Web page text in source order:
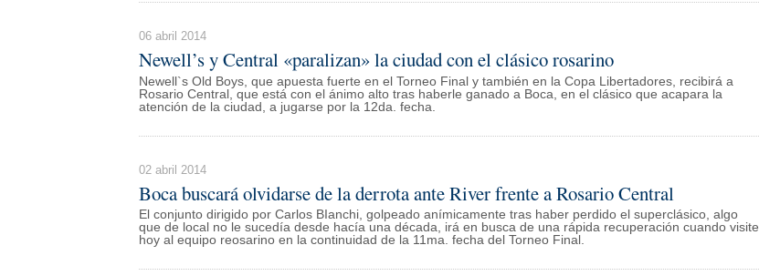
06 abril 2014
Newell’s y Central «paralizan» la ciudad con el clásico rosarino
Newell`s Old Boys, que apuesta fuerte en el Torneo Final y también en la Copa Libertadores, recibirá a
Rosario Central, que está con el ánimo alto tras haberle ganado a Boca, en el clásico que acapara la
atención de la ciudad, a jugarse por la 12da. fecha.
02 abril 2014
Boca buscará olvidarse de la derrota ante River frente a Rosario Central
El conjunto dirigido por Carlos BIanchi, golpeado anímicamente tras haber perdido el superclásico, algo
que de local no le sucedía desde hacía una década, irá en busca de una rápida recuperación cuando visite
hoy al equipo reosarino en la continuidad de la 11ma. fecha del Torneo Final.